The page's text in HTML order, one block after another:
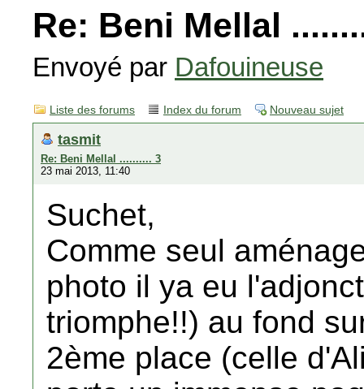
Re: Beni Mellal
Envoyé par Dafouineuse
Liste des forums Index du forum Nouveau sujet
tasmit
Re: Beni Mellal .......... 3
23 mai 2013, 11:40
Suchet,
Comme seul
photo il ya eu
triomphe!!) au fond
2ème place (celle